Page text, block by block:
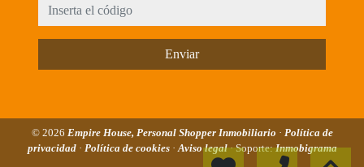
Enviar
© 2026 Empire House, Personal Shopper Inmobiliario · Política de
privacidad · Política de cookies ·Aviso legal· Soporte:Inmobigrama